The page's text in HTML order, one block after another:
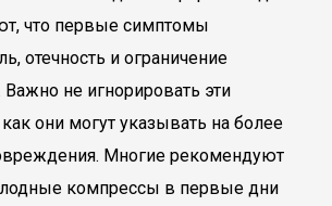
что первые симптомы
отечность и ограничение
не игнорировать эти
как они могут указывать на более
Многие рекомендуют
компрессы в первые дни